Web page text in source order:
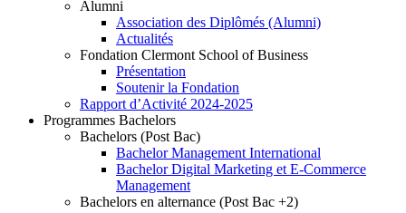
Alumni
Association des Diplômés (Alumni)
Actualités
Fondation Clermont School of Business
Présentation
Soutenir la Fondation
Rapport d’Activité 2024-2025
Programmes Bachelors
Bachelors (Post Bac)
Bachelor Management International
Bachelor Digital Marketing et E-Commerce
Management
Bachelors en alternance (Post Bac +2)